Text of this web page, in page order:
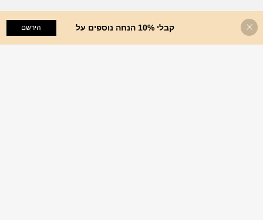
%40 הנחה! הוסף לעגלת הקניות קבלי 10% הנחה נוספים על הירשם